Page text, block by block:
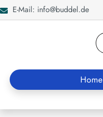
Zur Suche springen
E-Mail: info@buddel.de
Home